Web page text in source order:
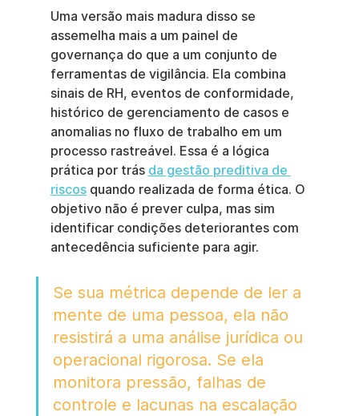
Uma versão mais madura disso se
assemelha mais a um painel de
governança do que a um conjunto de
ferramentas de vigilância. Ela combina
sinais de RH, eventos de conformidade,
histórico de gerenciamento de casos e
anomalias no fluxo de trabalho em um
processo rastreável. Essa é a lógica
prática por trás da gestão preditiva de
riscos quando realizada de forma ética. O
objetivo não é prever culpa, mas sim
identificar condições deteriorantes com
antecedência suficiente para agir.
Se sua métrica depende de ler a
mente de uma pessoa, ela não
resistirá a uma análise jurídica ou
operacional rigorosa. Se ela
monitora pressão, falhas de
controle e lacunas na escalação